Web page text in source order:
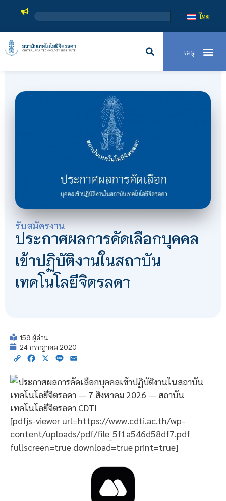
สถาบันเทคโ
ไทย
รับสมัครงาน
ประกาศผลการคัดเลือกบุคคล
เข้าปฏิบัติงานในสถาบัน
เทคโนโลยีจิตรลดา
159 ผู้อ่าน
24 กรกฎาคม 2020
Copy Facebook
X Line
[pdfjs-viewer url=https://www.cdti.ac.th/wp-
content/uploads/pdf/file_5f1a546d58df7.pdf
fullscreen=true download=true print=true]